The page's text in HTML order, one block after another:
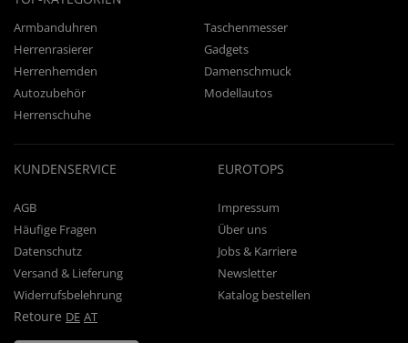
Armbanduhren
Taschenmesser
Herrenrasierer
Gadgets
Herrenhemden
Damenschmuck
Autozubehör
Modellautos
Herrenschuhe
KUNDENSERVICE
AGB
Häufige Fragen
Datenschutz
Versand & Lieferung
Widerrufsbelehrung
Retoure DE AT
EUROTOPS
Impressum
Über uns
Jobs & Karriere
Newsletter
Katalog bestellen